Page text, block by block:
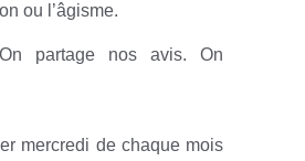
ou l’âgisme.
partage nos avis. On
mercredi de chaque mois